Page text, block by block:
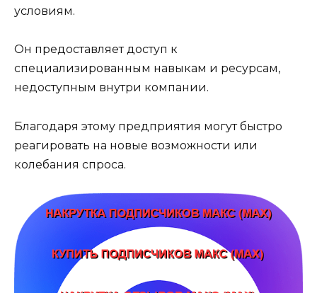
условиям.
Он предоставляет доступ к
специализированным навыкам и ресурсам,
недоступным внутри компании.
Благодаря этому предприятия могут быстро
реагировать на новые возможности или
колебания спроса.